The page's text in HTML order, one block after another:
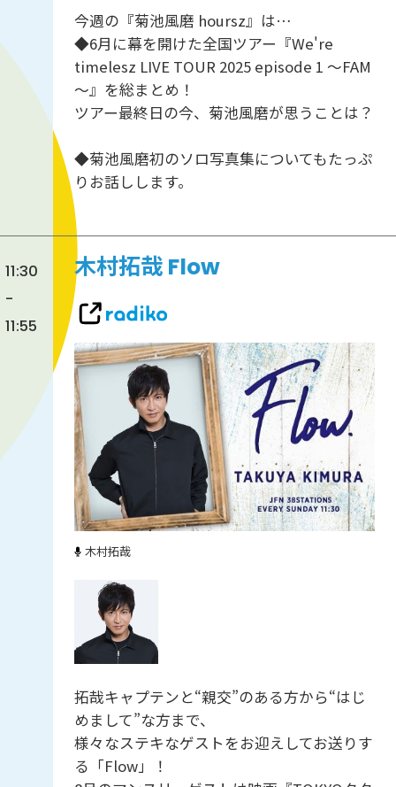
今週の『菊池風磨 hoursz』は…
◆6月に幕を開けた全国ツアー『We're
timelesz LIVE TOUR 2025 episode 1 ～FAM
～』を総まとめ！
ツアー最終日の今、菊池風磨が思うことは？
◆菊池風磨初のソロ写真集についてもたっぷ
りお話しします。
11:30
-
11:55
木村拓哉 Flow
木村拓哉
拓哉キャプテンと“親交”のある方から“はじ
めまして”な方まで、
様々なステキなゲストをお迎えしてお送りす
る「Flow」！